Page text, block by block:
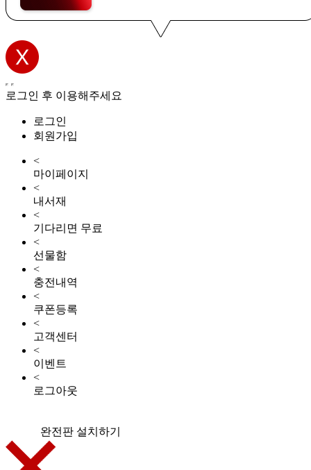
로그인 후 이용해주세요
로그인
회원가입
<
마이페이지
<
내서재
<
기다리면 무료
<
선물함
<
충전내역
<
쿠폰등록
<
고객센터
<
이벤트
<
로그아웃
완전판 설치하기